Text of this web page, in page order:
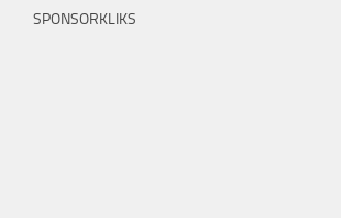
SPONSORKLIKS